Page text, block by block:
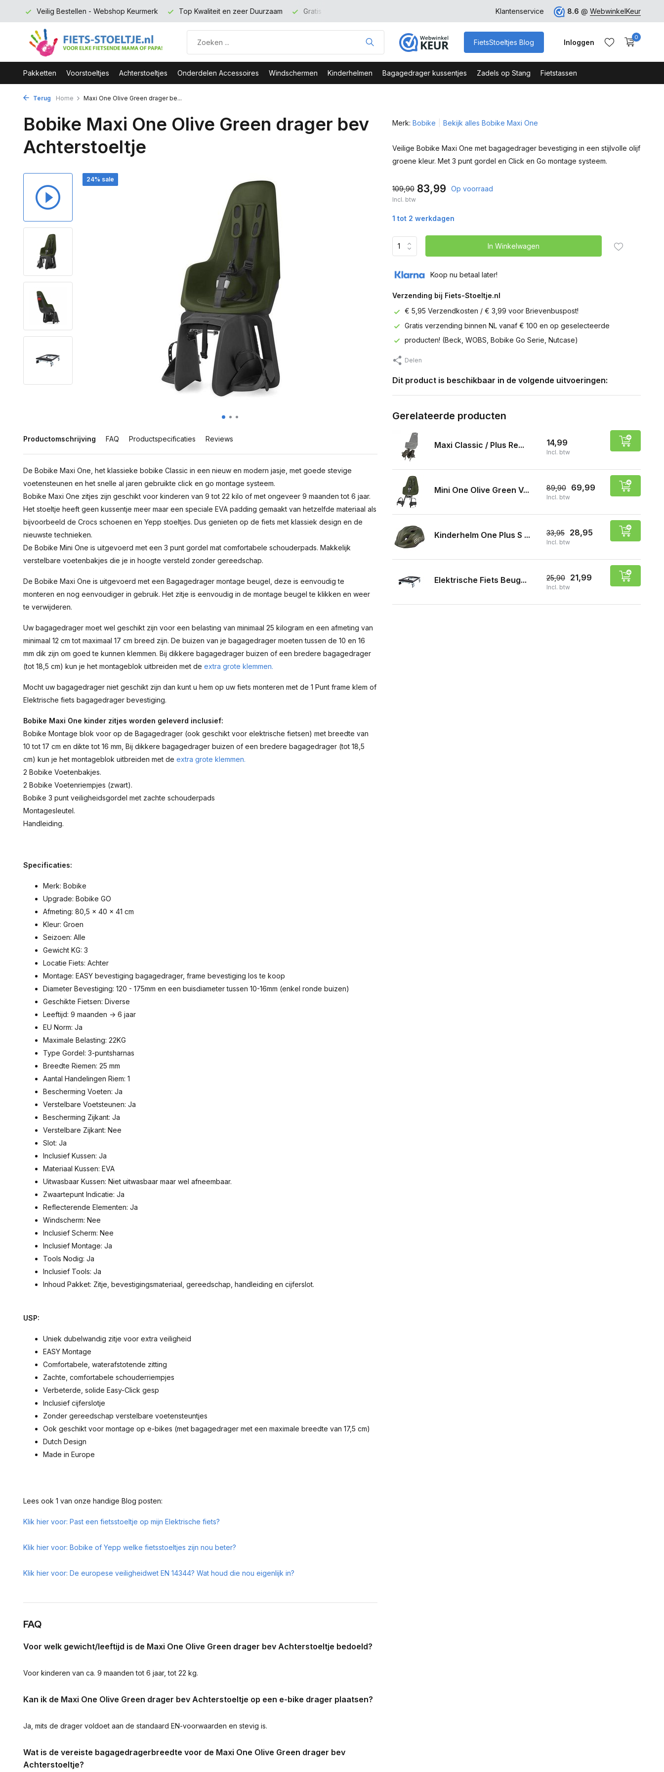
Veilig Bestellen - Webshop Keurmerk Top Kwaliteit en zeer Duurzaam Gratis verzending binnen NL vanaf 100 euro Veilig Bestellen - Webshop Keurmerk
Klantenservice 8.6 @ WebwinkelKeur
FietsStoeltjes Blog Inloggen
0
Pakketten Voorstoeltjes Achterstoeltjes Onderdelen Accessoires Windschermen Kinderhelmen Bagagedrager kussentjes Zadels op Stang Fietstassen
Terug Home Maxi One Olive Green drager be...
Bobike Maxi One Olive Green drager bev
Achterstoeltje
24% sale
Productomschrijving FAQ Productspecificaties Reviews
De Bobike Maxi One, het klassieke bobike Classic in een nieuw en modern jasje, met goede stevige
voetensteunen en het snelle al jaren gebruikte click en go montage systeem.
Bobike Maxi One zitjes zijn geschikt voor kinderen van 9 tot 22 kilo of met ongeveer 9 maanden tot 6 jaar.
Het stoeltje heeft geen kussentje meer maar een speciale EVA padding gemaakt van hetzelfde materiaal als
bijvoorbeeld de Crocs schoenen en Yepp stoeltjes. Dus genieten op de fiets met klassiek design en de
nieuwste technieken.
De Bobike Mini One is uitgevoerd met een 3 punt gordel mat comfortabele schouderpads. Makkelijk
verstelbare voetenbakjes die je in hoogte versteld zonder gereedschap.
De Bobike Maxi One is uitgevoerd met een Bagagedrager montage beugel, deze is eenvoudig te
monteren en nog eenvoudiger in gebruik. Het zitje is eenvoudig in de montage beugel te klikken en weer
te verwijderen.
Uw bagagedrager moet wel geschikt zijn voor een belasting van minimaal 25 kilogram en een afmeting van
minimaal 12 cm tot maximaal 17 cm breed zijn. De buizen van je bagagedrager moeten tussen de 10 en 16
mm dik zijn om goed te kunnen klemmen. Bij dikkere bagagedrager buizen of een bredere bagagedrager
(tot 18,5 cm) kun je het montageblok uitbreiden met de extra grote klemmen.
Mocht uw bagagedrager niet geschikt zijn dan kunt u hem op uw fiets monteren met de 1 Punt frame klem of
Elektrische fiets bagagedrager bevestiging.
Bobike Maxi One kinder zitjes worden geleverd inclusief:
Bobike Montage blok voor op de Bagagedrager (ook geschikt voor elektrische fietsen) met breedte van
10 tot 17 cm en dikte tot 16 mm, Bij dikkere bagagedrager buizen of een bredere bagagedrager (tot 18,5
cm) kun je het montageblok uitbreiden met de extra grote klemmen.
2 Bobike Voetenbakjes.
2 Bobike Voetenriempjes (zwart).
Bobike 3 punt veiligheidsgordel met zachte schouderpads
Montagesleutel.
Handleiding.
Specificaties:
Merk: Bobike
Upgrade: Bobike GO
Afmeting: 80,5 x 40 x 41 cm
Kleur: Groen
Seizoen: Alle
Gewicht KG: 3
Locatie Fiets: Achter
Montage: EASY bevestiging bagagedrager, frame bevestiging los te koop
Diameter Bevestiging: 120 - 175mm en een buisdiameter tussen 10-16mm (enkel ronde buizen)
Geschikte Fietsen: Diverse
Leeftijd: 9 maanden -> 6 jaar
EU Norm: Ja
Maximale Belasting: 22KG
Type Gordel: 3-puntsharnas
Breedte Riemen: 25 mm
Aantal Handelingen Riem: 1
Bescherming Voeten: Ja
Verstelbare Voetsteunen: Ja
Bescherming Zijkant: Ja
Verstelbare Zijkant: Nee
Slot: Ja
Inclusief Kussen: Ja
Materiaal Kussen: EVA
Uitwasbaar Kussen: Niet uitwasbaar maar wel afneembaar.
Zwaartepunt Indicatie: Ja
Reflecterende Elementen: Ja
Windscherm: Nee
Inclusief Scherm: Nee
Inclusief Montage: Ja
Tools Nodig: Ja
Inclusief Tools: Ja
Inhoud Pakket: Zitje, bevestigingsmateriaal, gereedschap, handleiding en cijferslot.
USP:
Uniek dubelwandig zitje voor extra veiligheid
EASY Montage
Comfortabele, waterafstotende zitting
Zachte, comfortabele schouderriempjes
Verbeterde, solide Easy-Click gesp
Inclusief cijferslotje
Zonder gereedschap verstelbare voetensteuntjes
Ook geschikt voor montage op e-bikes (met bagagedrager met een maximale breedte van 17,5 cm)
Dutch Design
Made in Europe
Lees ook 1 van onze handige Blog posten:
Klik hier voor: Past een fietsstoeltje op mijn Elektrische fiets?
Klik hier voor: Bobike of Yepp welke fietsstoeltjes zijn nou beter?
Klik hier voor: De europese veiligheidwet EN 14344? Wat houd die nou eigenlijk in?
FAQ
Voor welk gewicht/leeftijd is de Maxi One Olive Green drager bev Achterstoeltje bedoeld?
Voor kinderen van ca. 9 maanden tot 6 jaar, tot 22 kg.
Kan ik de Maxi One Olive Green drager bev Achterstoeltje op een e-bike drager plaatsen?
Ja, mits de drager voldoet aan de standaard EN-voorwaarden en stevig is.
Wat is de vereiste bagagedragerbreedte voor de Maxi One Olive Green drager bev
Achterstoeltje?
Merk: Bobike Bekijk alles Bobike Maxi One
Veilige Bobike Maxi One met bagagedrager bevestiging in een stijlvolle olijf
groene kleur. Met 3 punt gordel en Click en Go montage systeem.
109,90 83,99 Op voorraad
Incl. btw
1 tot 2 werkdagen
In Winkelwagen
Koop nu betaal later!
Verzending bij Fiets-Stoeltje.nl
€ 5,95 Verzendkosten / € 3,99 voor Brievenbuspost!
Gratis verzending binnen NL vanaf € 100 en op geselecteerde
producten! (Beck, WOBS, Bobike Go Serie, Nutcase)
Delen
Dit product is beschikbaar in de volgende uitvoeringen:
Gerelateerde producten
Maxi Classic / Plus Re... 14,99
Incl. btw
Mini One Olive Green V... 89,90 69,99
Incl. btw
Kinderhelm One Plus S ... 33,95 28,95
Incl. btw
Elektrische Fiets Beug... 25,90 21,99
Incl. btw